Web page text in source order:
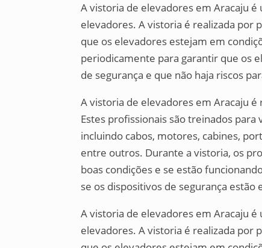
A vistoria de elevadores em Aracaju
elevadores. A vistoria é realizada por
que os elevadores estejam em
periodicamente para garantir que os
de segurança e que não haja riscos
A vistoria de elevadores em Aracaju
Estes profissionais são treinados
incluindo cabos, motores, cabines,
entre outros. Durante a vistoria, os
boas condições e se estão
se os dispositivos de segurança
A vistoria de elevadores em Aracaju
elevadores. A vistoria é realizada por